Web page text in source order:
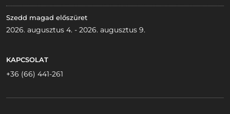
Szedd magad előszüret
2026. augusztus 4. - 2026. augusztus 9.
KAPCSOLAT
+36 (66) 441-261